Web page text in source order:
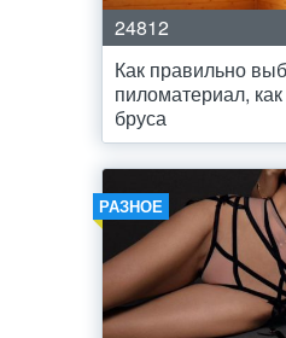
24812
Как правильно
пиломатериал,
бруса
РАЗНОЕ